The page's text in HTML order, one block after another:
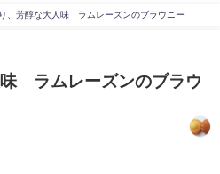
、芳醇な大人味 ラムレーズンのブラウニー
ラムレーズンのブラウ